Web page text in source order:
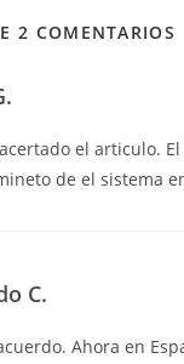
2 COMENTARIOS
el articulo.
de el sistema
C.
Ahora en